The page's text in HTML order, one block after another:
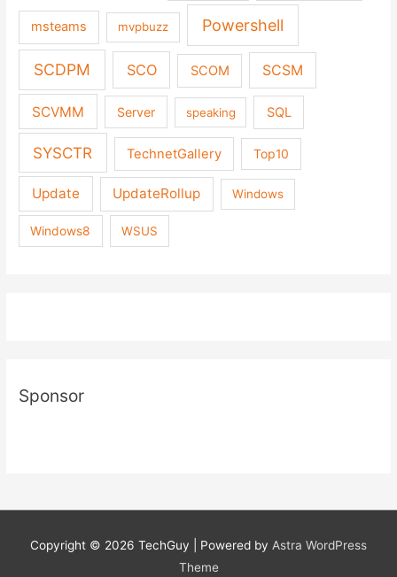
msteams mvpbuzz Powershell
SCDPM SCO SCOM SCSM
SCVMM Server speaking SQL
SYSCTR TechnetGallery Top10
Update UpdateRollup Windows
Windows8 WSUS
Sponsor
Copyright © 2026 TechGuy | Powered by Astra WordPress
Theme